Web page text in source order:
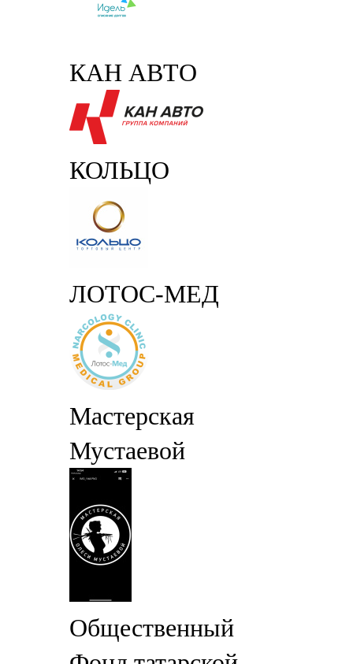
КАН АВТО
КОЛЬЦО
ЛОТОС-МЕД
Мастерская
Мустаевой
Общественный